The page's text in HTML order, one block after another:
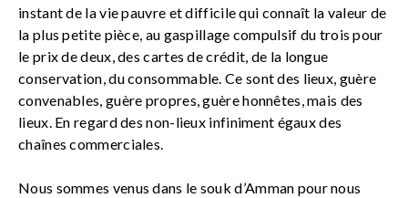
instant de la vie pauvre et difficile qui connaît la valeur de
la plus petite pièce, au gaspillage compulsif du trois pour
le prix de deux, des cartes de crédit, de la longue
conservation, du consommable. Ce sont des lieux, guère
convenables, guère propres, guère honnêtes, mais des
lieux. En regard des non-lieux infiniment égaux des
chaînes commerciales.
Nous sommes venus dans le souk d’Amman pour nous